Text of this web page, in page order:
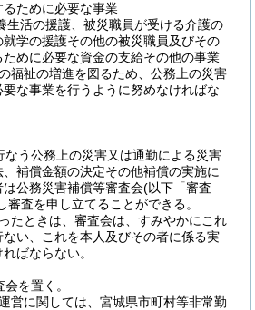
ために必要な事業
生活の援護、被災職員が受ける介護の
学の援護その他の被災職員及びその
めに必要な資金の支給その他の事業
福祉の増進を図るため、公務上の災害
な事業を行うように努めなければな
なう公務上の災害又は通勤による災害
補償金額の決定その他補償の実施に
公務災害補償等審査会(以下「審査
審査を申し立てることができる。
たときは、審査会は、すみやかにこれ
い、これを本人及びその者に係る実
ばならない。
を置く。
営に関しては、宮城県市町村等非常勤